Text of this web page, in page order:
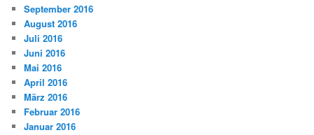
September 2016
August 2016
Juli 2016
Juni 2016
Mai 2016
April 2016
März 2016
Februar 2016
Januar 2016